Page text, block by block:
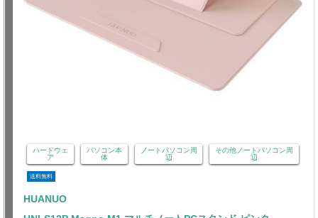
ハードウェ
ア
パソコン本
体
ノートパソコン周
辺
その他ノートパソコン周
辺
送料無料
HUANUO